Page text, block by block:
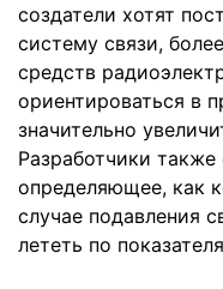
создатели хотят
систему связи,
средств
ориентироваться в
значительно
Разработчики
определяющее, как
случае подавления
лететь по